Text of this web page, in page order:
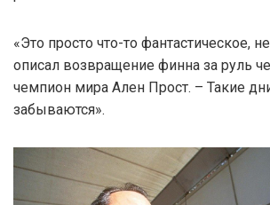
«Это просто что-то фантастическое,
описал возвращение финна за руль
чемпион мира Ален Прост. – Такие
забываются».